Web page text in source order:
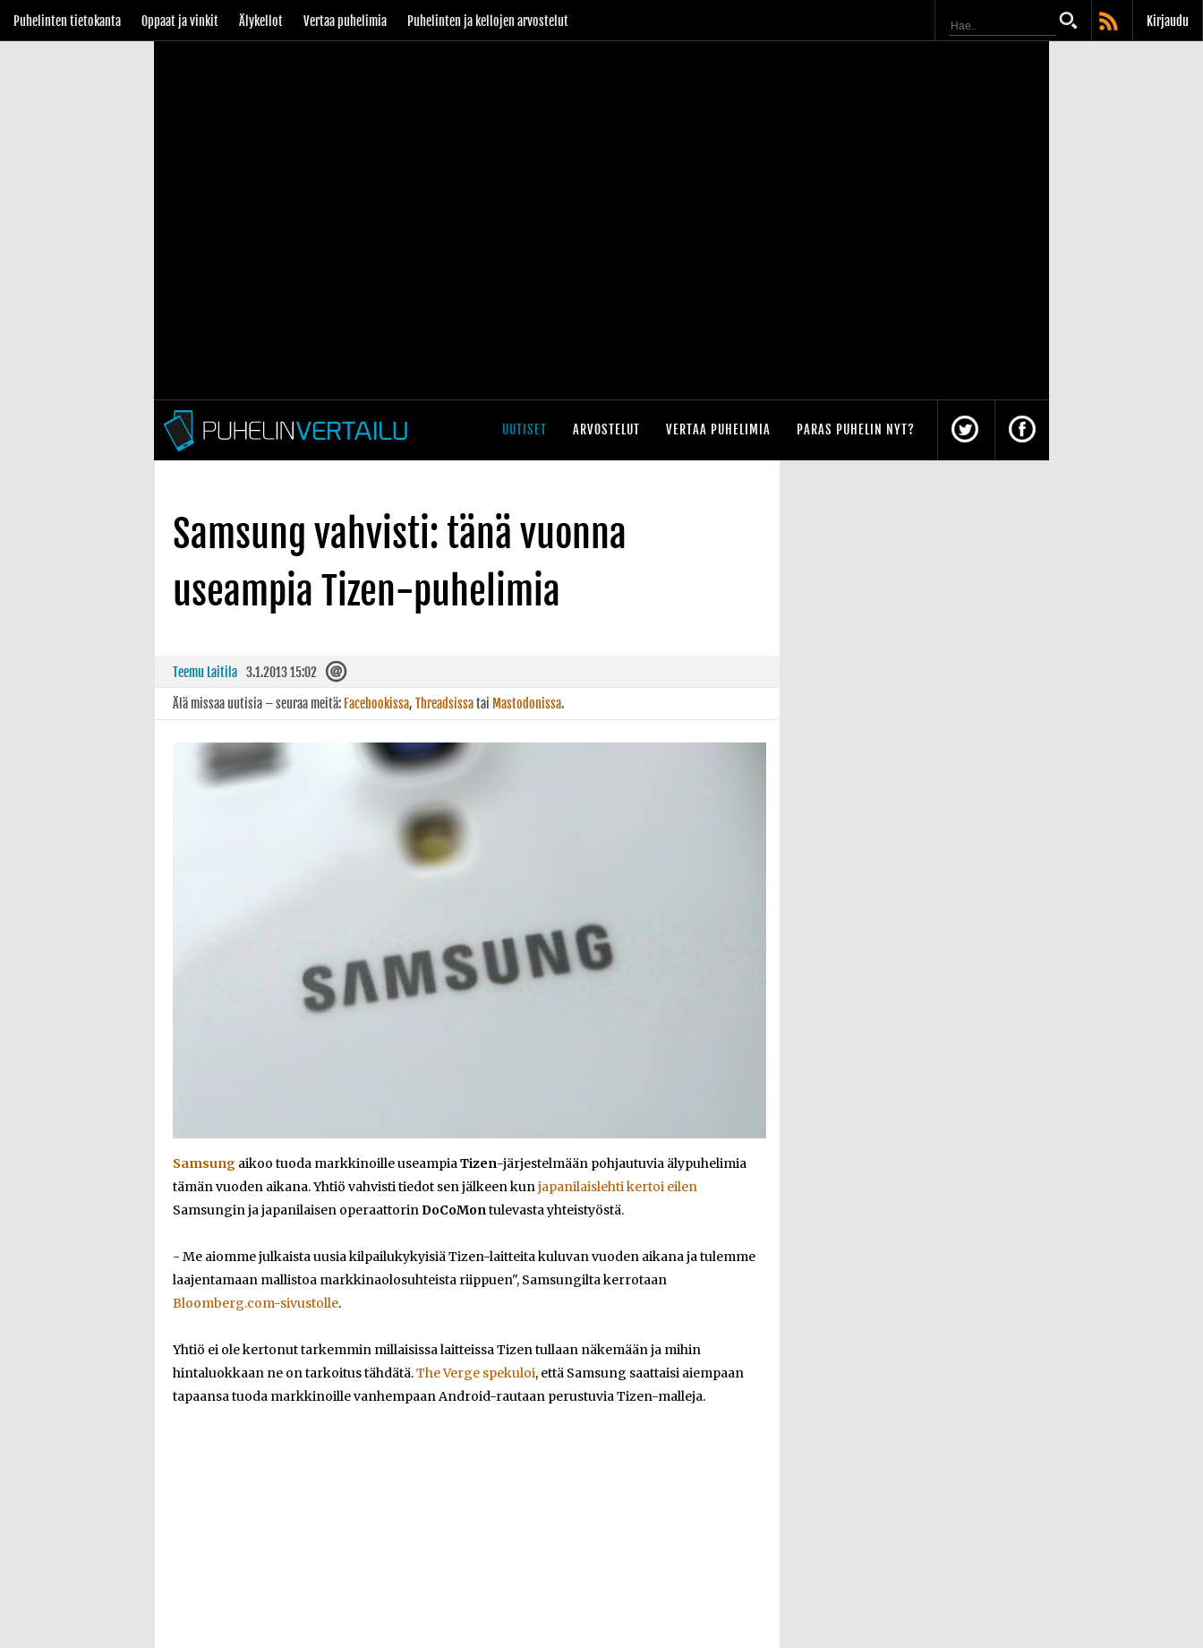
Puhelinten tietokanta Oppaat ja vinkit Älykellot Vertaa puhelimia Puhelinten ja kellojen arvostelut Kirjaudu
UUTISET ARVOSTELUT VERTAA PUHELIMIA PARAS PUHELIN NYT?
Samsung vahvisti: tänä vuonna
useampia Tizen-puhelimia
Teemu Laitila 3.1.2013 15:02
Älä missaa uutisia – seuraa meitä: Facebookissa, Threadsissatai Mastodonissa.
Samsung aikoo tuoda markkinoille useampiaTizen-järjestelmään pohjautuvia älypuhelimia
tämän vuoden aikana. Yhtiö vahvisti tiedot sen jälkeen kunjapanilaislehti kertoi eilen
Samsungin ja japanilaisen operaattorinDoCoMontulevasta yhteistyöstä.
- Me aiomme julkaista uusia kilpailukykyisiä Tizen-laitteita kuluvan vuoden aikana ja tulemme
laajentamaan mallistoa markkinaolosuhteista riippuen", Samsungilta kerrotaan
Bloomberg.com-sivustolle.
Yhtiö ei ole kertonut tarkemmin millaisissa laitteissa Tizen tullaan näkemään ja mihin
hintaluokkaan ne on tarkoitus tähdätä.The Verge spekuloi, että Samsung saattaisi aiempaan
tapaansa tuoda markkinoille vanhempaan Android-rautaan perustuvia Tizen-malleja.